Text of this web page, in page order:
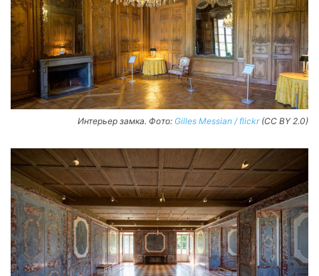
Интерьер замка. Фото: Gilles Messian / flickr(CC BY 2.0)